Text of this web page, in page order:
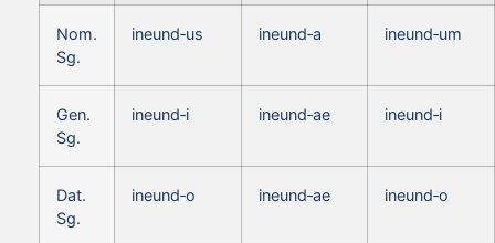
Nom.
Sg.
ineund‑us ineund‑a ineund‑um
Gen.
Sg.
ineund‑i ineund‑ae ineund‑i
Dat.
Sg.
ineund‑o ineund‑ae ineund‑o